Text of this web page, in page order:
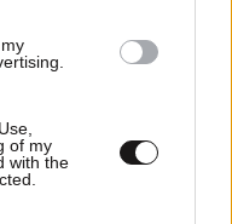
of my
with the
Δεν χρειάζεστε
και 3 ασκήσεις